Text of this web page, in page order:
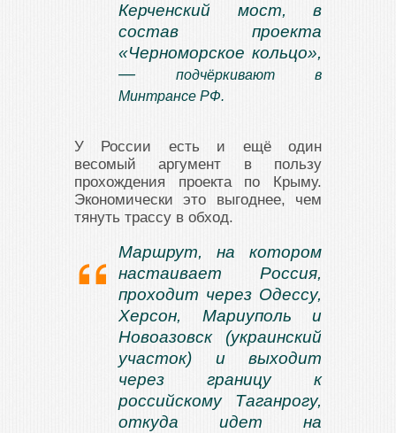
Керченский мост, в
состав проекта
«Черноморское кольцо»,
—
подчёркивают в
Минтрансе РФ.
У России есть и ещё один
весомый аргумент в пользу
прохождения проекта по Крыму.
Экономически это выгоднее, чем
тянуть трассу в обход.
Маршрут, на котором
настаивает Россия,
проходит через Одессу,
Херсон, Мариуполь и
Новоазовск (украинский
участок) и выходит
через границу к
российскому Таганрогу,
откуда идет на